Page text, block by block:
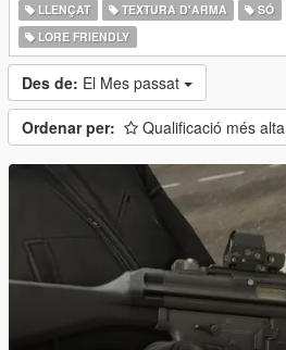
LLENÇAT
TEXTURA D'ARMA SÓ
LORE FRIENDLY
Des de: El Mes passat
Ordenar per: Qualificació més alta